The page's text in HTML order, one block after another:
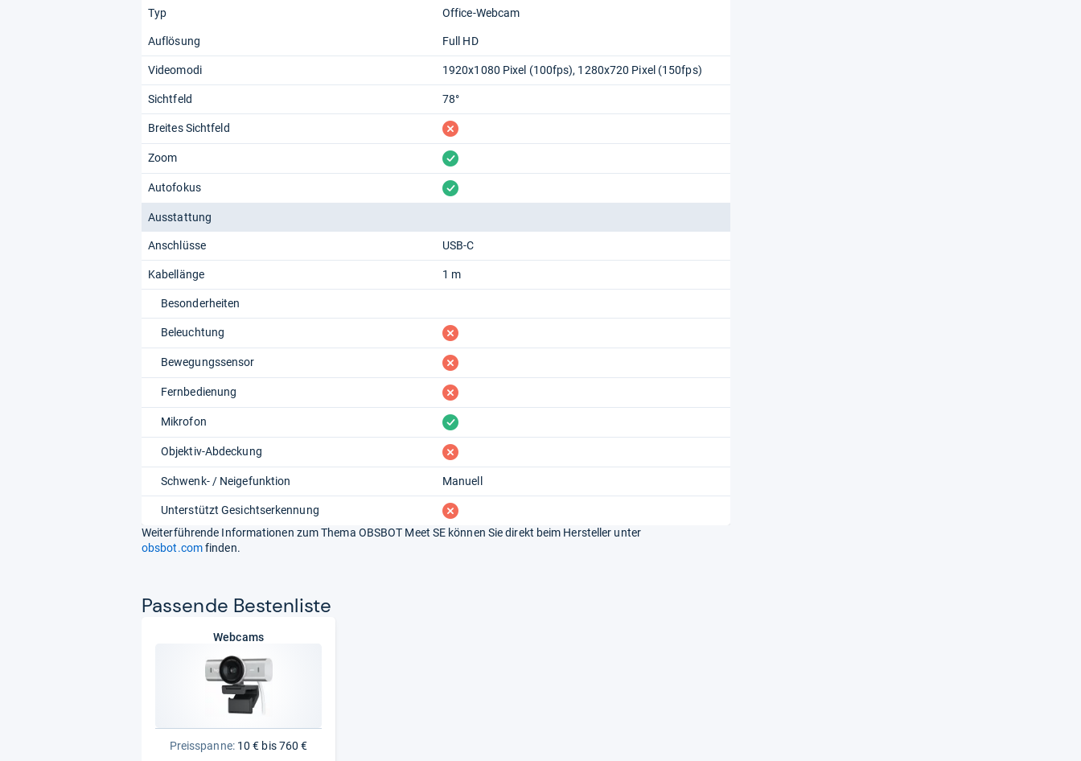
Typ Office-Webcam
Auflösung Full HD
Videomodi 1920x1080 Pixel (100fps), 1280x720 Pixel (150fps)
Sichtfeld 78°
Breites Sichtfeld fehlt
Zoom vorhanden
Autofokus vorhanden
Ausstattung
Anschlüsse USB-C
Kabellänge 1 m
Besonderheiten
Beleuchtung fehlt
Bewegungssensor fehlt
Fernbedienung fehlt
Mikrofon vorhanden
Objektiv-Abdeckung fehlt
Schwenk- / Neigefunktion Manuell
Unterstützt Gesichtserkennung fehlt
Weiterführende Informationen zum Thema OBSBOT Meet SE können Sie direkt beim Hersteller unter
obsbot.comfinden.
Pas­sende Bes­ten­liste
Webcams
Preisspanne:10 € bis 760 €